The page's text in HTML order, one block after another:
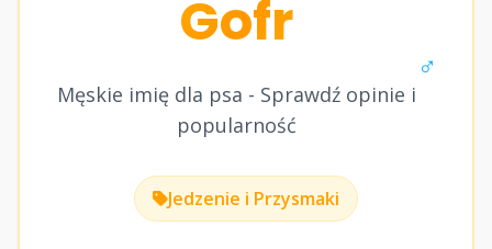
Gofr
Męskie imię dla psa - Sprawdź opinie i
popularność
♂
Jedzenie i Przysmaki